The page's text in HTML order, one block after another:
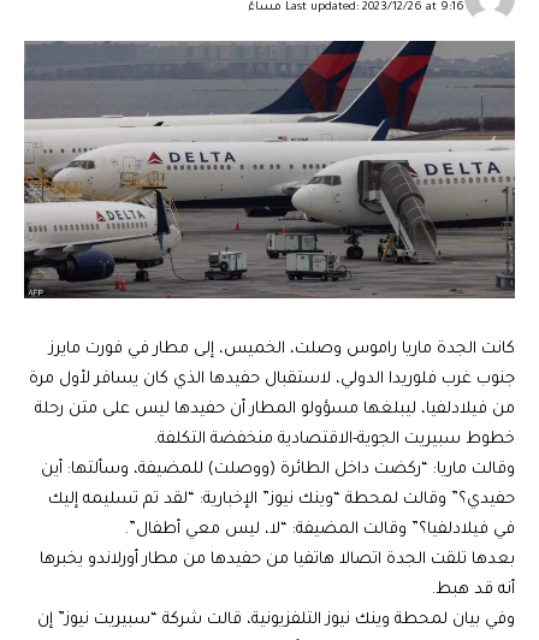
Last updated: 2023/12/26 at 9:16 مساءً
كانت الجدة ماريا راموس وصلت، الخميس، إلى مطار في فورت مايرز
جنوب غرب فلوريدا الدولي، لاستقبال حفيدها الذي كان يسافر لأول مرة
من فيلادلفيا، ليبلغها مسؤولو المطار أن حفيدها ليس على متن رحلة
خطوط سبيريت الجوية-الاقتصادية منخفضة التكلفة.
وقالت ماريا: “ركضت داخل الطائرة (ووصلت) للمضيفة، وسألتها: أين
حفيدي؟” وقالت لمحطة “وينك نيوز” الإخبارية: “لقد تم تسليمه إليك
في فيلادلفيا؟” وقالت المضيفة: “لا، ليس معي أطفال”.
بعدها تلقت الجدة اتصالا هاتفيا من حفيدها من مطار أورلاندو يخبرها
أنه قد هبط.
وفي بيان لمحطة وينك نيوز التلفزيونية، قالت شركة “سبيريت نيوز” إن